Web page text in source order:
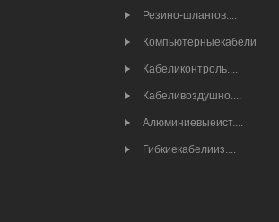
Резино-шлангов....
Компьютерныекабели
Кабеликонтроль....
Кабеливоздушно....
Алюминиевыеист....
Гибкиекабелииз....